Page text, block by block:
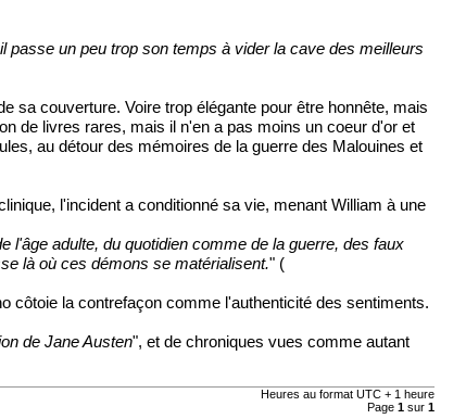
un peu trop son temps à vider la cave des meilleurs
sa couverture. Voire trop élégante pour être honnête, mais
de livres rares, mais il n'en a pas moins un coeur d'or et
au détour des mémoires de la guerre des Malouines et
l'incident a conditionné sa vie, menant William à une
l'âge adulte, du quotidien comme de la guerre, des faux
là où ces démons se matérialisent." (
côtoie la contrefaçon comme l'authenticité des sentiments.
de Jane Austen", et de chroniques vues comme autant
Heures au format UTC + 1 heure
Page 1sur 1